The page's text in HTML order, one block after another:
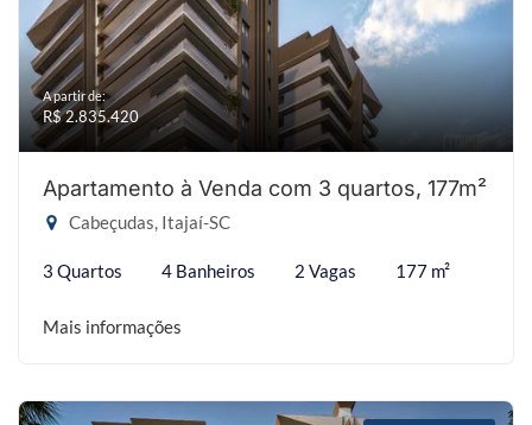
A partir de:
R$ 2.835.420
Apartamento à Venda com 3 quartos, 177m²
Cabeçudas, Itajaí-SC
3 Quartos 4 Banheiros 2 Vagas 177 m²
Mais informações